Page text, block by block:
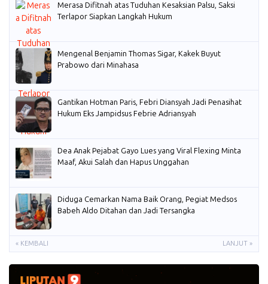
Merasa Difitnah atas Tuduhan Kesaksian Palsu, Saksi
Terlapor Siapkan Langkah Hukum
Mengenal Benjamin Thomas Sigar, Kakek Buyut
Prabowo dari Minahasa
Gantikan Hotman Paris, Febri Diansyah Jadi Penasihat
Hukum Eks Jampidsus Febrie Adriansyah
Dea Anak Pejabat Gayo Lues yang Viral Flexing Minta
Maaf, Akui Salah dan Hapus Unggahan
Diduga Cemarkan Nama Baik Orang, Pegiat Medsos
Babeh Aldo Ditahan dan Jadi Tersangka
« KEMBALI LANJUT »